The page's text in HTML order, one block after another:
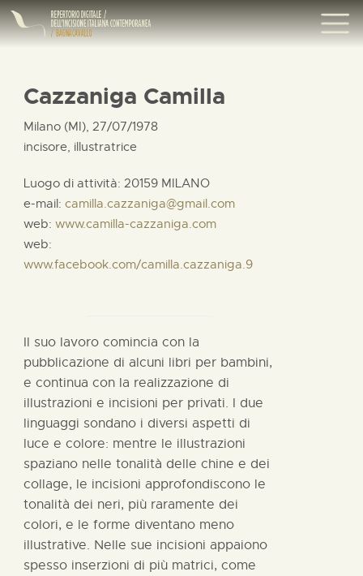
Cazzaniga Camilla
Milano (MI), 27/07/1978
incisore, illustratrice
Luogo di attività: 20159 MILANO
e-mail: camilla.cazzaniga@gmail.com
web: www.camilla-cazzaniga.com
web:
www.facebook.com/camilla.cazzaniga.9
Il suo lavoro comincia con la
pubblicazione di alcuni libri per bambini,
e continua con la realizzazione di
illustrazioni e incisioni per privati. I due
linguaggi sondano i diversi aspetti di
luce e colore: mentre le illustrazioni
spaziano nelle tonalità delle chine e dei
collage, le incisioni approfondiscono le
tonalità dei neri, più raramente dei
colori, e le forme diventano meno
illustrative. Nelle sue incisioni appaiono
spesso inserzioni di più matrici, come